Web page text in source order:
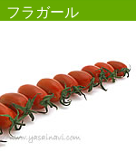
フラガール